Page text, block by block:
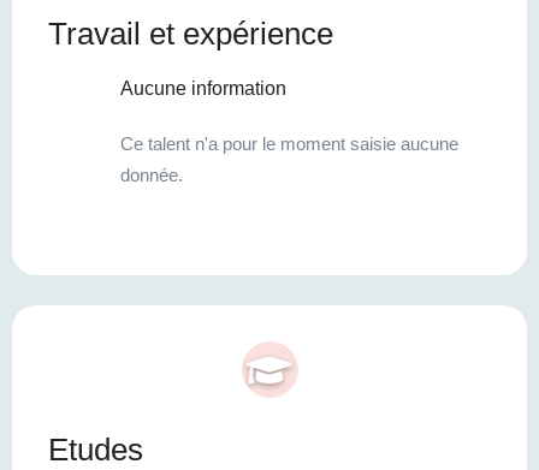
Travail et expérience
Aucune information
Ce talent n'a pour le moment saisie aucune
donnée.
Etudes